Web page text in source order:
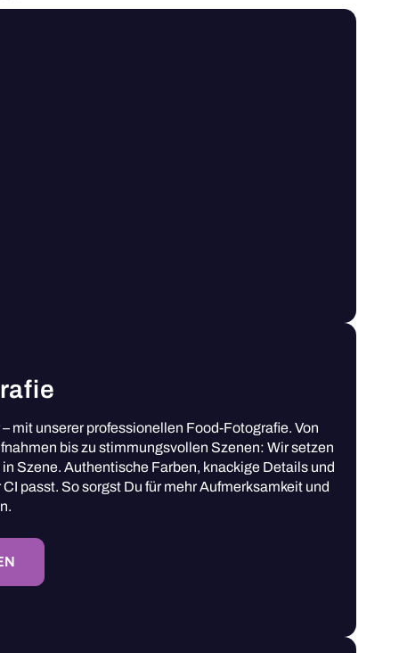
mit unserer professionellen Food-Fotografie. Von
bis zu stimmungsvollen Szenen: Wir setzen
Szene. Authentische Farben, knackige Details und
passt. So sorgst Du für mehr Aufmerksamkeit und